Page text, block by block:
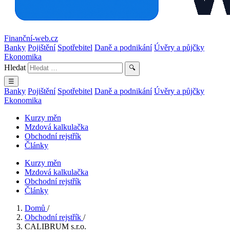
Finanční-web.cz
Banky Pojištění Spotřebitel Daně a podnikání Úvěry a půjčky
Ekonomika
Hledat
🔍
☰
Banky Pojištění Spotřebitel Daně a podnikání Úvěry a půjčky
Ekonomika
Kurzy měn
Mzdová kalkulačka
Obchodní rejstřík
Články
Kurzy měn
Mzdová kalkulačka
Obchodní rejstřík
Články
Domů /
Obchodní rejstřík /
CALIBRUM s.r.o.